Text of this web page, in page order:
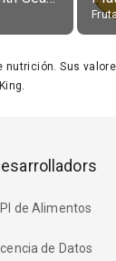
Sus
de Alimentos
de Datos